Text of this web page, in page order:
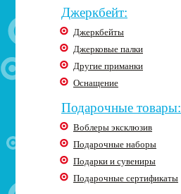
Джеркбейт:
Джеркбейты
Джерковые палки
Другие приманки
Оснащение
Подарочные товары:
Воблеры эксклюзив
Подарочные наборы
Подарки и сувениры
Подарочные сертификаты